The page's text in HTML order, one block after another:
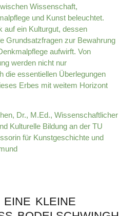
Wissenschaft,
und Kunst beleuchtet.
auf ein Kulturgut, dessen
Grundsatzfragen zur Bewahrung
aufwirft. Von
werden nicht nur
die essentiellen Überlegungen
Erbes mit weitem Horizont
Dr., M.Ed., Wissenschaftlicher
Kulturelle Bildung an der TU
für Kunstgeschichte und
KLEINE